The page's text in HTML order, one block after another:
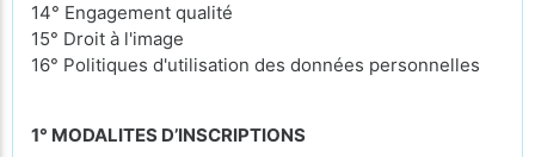
14° Engagement qualité
15° Droit à l'image
16° Politiques d'utilisation des données personnelles
1° MODALITES D’INSCRIPTIONS